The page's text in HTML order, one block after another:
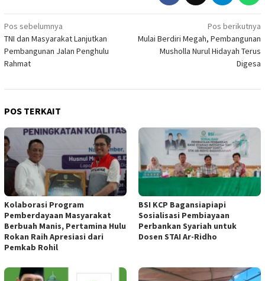
Navigasi
pos
Pos sebelumnya
TNI dan Masyarakat Lanjutkan
Pembangunan Jalan Penghulu
Rahmat
Pos berikutnya
Mulai Berdiri Megah, Pembangunan
Musholla Nurul Hidayah Terus
Digesa
POS TERKAIT
Kolaborasi Program
Pemberdayaan Masyarakat
Berbuah Manis, Pertamina Hulu
Rokan Raih Apresiasi dari
Pemkab Rohil
BSI KCP Bagansiapiapi
Sosialisasi Pembiayaan
Perbankan Syariah untuk
Dosen STAI Ar-Ridho